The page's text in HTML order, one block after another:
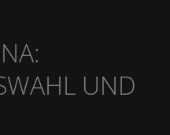
UND